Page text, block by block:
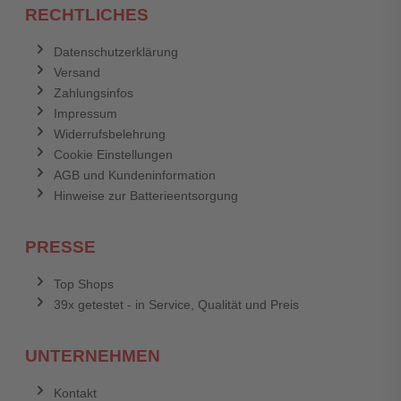
RECHTLICHES
Datenschutzerklärung
Versand
Zahlungsinfos
Impressum
Widerrufsbelehrung
Cookie Einstellungen
AGB und Kundeninformation
Hinweise zur Batterieentsorgung
PRESSE
Top Shops
39x getestet - in Service, Qualität und Preis
UNTERNEHMEN
Kontakt